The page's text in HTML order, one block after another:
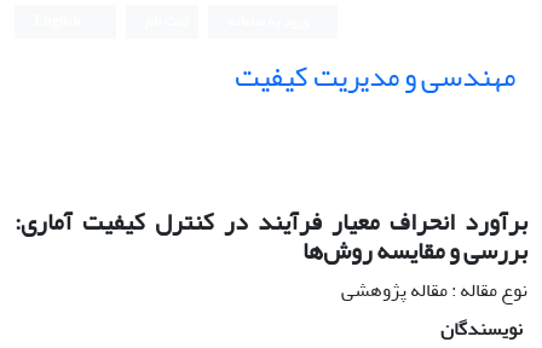
مهندسی و مدیریت کیفیت
برآورد انحراف معیار فرآیند در کنترل کیفیت آماری:
بررسی و مقایسه‌ روش‌ها
نوع مقاله : مقاله پژوهشی
نویسندگان